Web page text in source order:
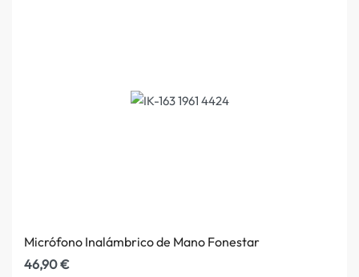
Micrófono Inalámbrico de Mano Fonestar
46,90€